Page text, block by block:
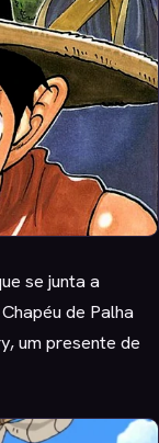
se junta a
de Palha
um presente de